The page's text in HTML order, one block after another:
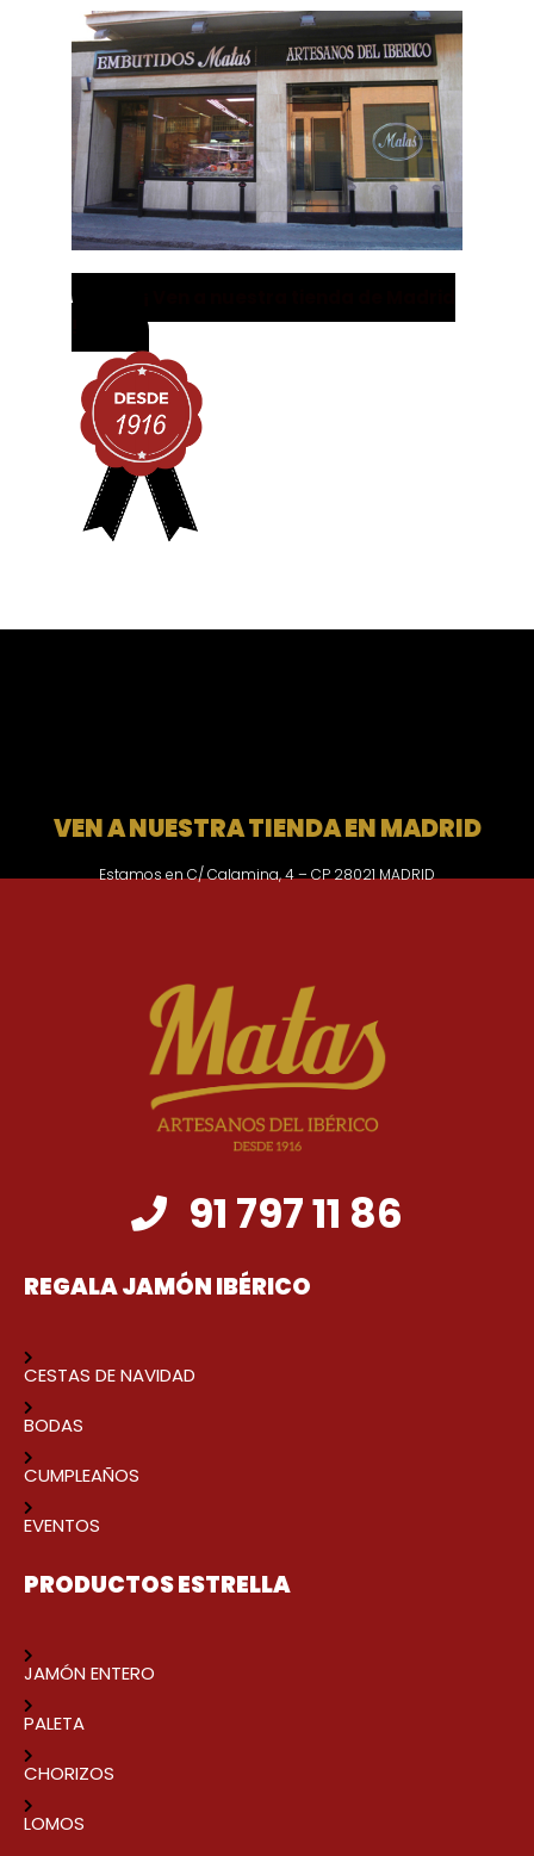
VEN A NUESTRA TIENDA EN MADRID
Estamos en C/ Calamina, 4 – CP 28021 MADRID
91 797 11 86
REGALA JAMÓN IBÉRICO
CESTAS DE NAVIDAD
BODAS
CUMPLEAÑOS
EVENTOS
PRODUCTOS ESTRELLA
JAMÓN ENTERO
PALETA
CHORIZOS
LOMOS